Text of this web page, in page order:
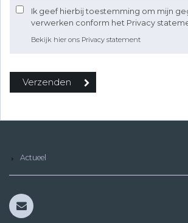
Ik geef hierbij toestemming om mijn
verwerken conform het Privacy
Bekijk hier ons Privacy statement
Actueel